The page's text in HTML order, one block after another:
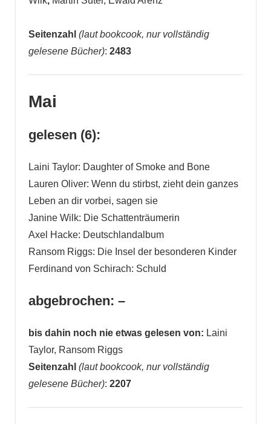
Seitenzahl (laut bookcook, nur vollständig
gelesene Bücher): 2483
Mai
gelesen (6):
Laini Taylor: Daughter of Smoke and Bone
Lauren Oliver: Wenn du stirbst, zieht dein ganzes
Leben an dir vorbei, sagen sie
Janine Wilk: Die Schattenträumerin
Axel Hacke: Deutschlandalbum
Ransom Riggs: Die Insel der besonderen Kinder
Ferdinand von Schirach: Schuld
abgebrochen: –
bis dahin noch nie etwas gelesen von: Laini
Taylor, Ransom Riggs
Seitenzahl (laut bookcook, nur vollständig
gelesene Bücher): 2207